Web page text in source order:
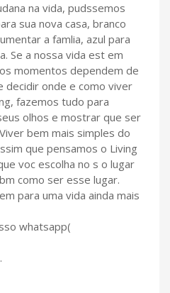
na vida, pudssemos
sua nova casa, branco
a famlia, azul para
Se a nossa vida est em
momentos dependem de
decidir onde e como viver
fazemos tudo para
olhos e mostrar que ser
bem mais simples do
que pensamos o Living
voc escolha no s o lugar
como ser esse lugar.
para uma vida ainda mais
whatsapp(